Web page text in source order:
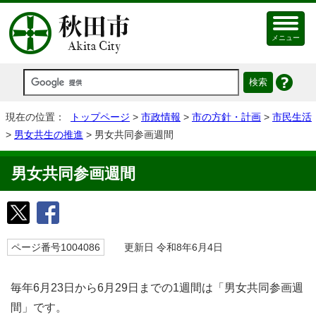
メニュー
現在の位置： トップページ > 市政情報 > 市の方針・計画 > 市民生活
> 男女共生の推進 > 男女共同参画週間
男女共同参画週間
ページ番号1004086 更新日 令和8年6月4日
毎年6月23日から6月29日までの1週間は「男女共同参画週
間」です。